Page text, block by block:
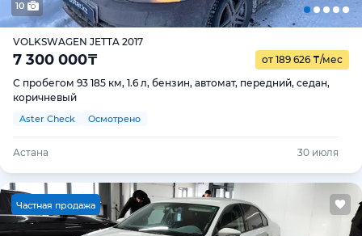
10
VOLKSWAGEN JETTA 2017
7 300 000₸ от 189 626 ₸/мес
С пробегом 93 185 км, 1.6 л, бензин, автомат, передний, седан,
коричневый
Aster Check Осмотрено
Астана 30 июля
Частная продажа